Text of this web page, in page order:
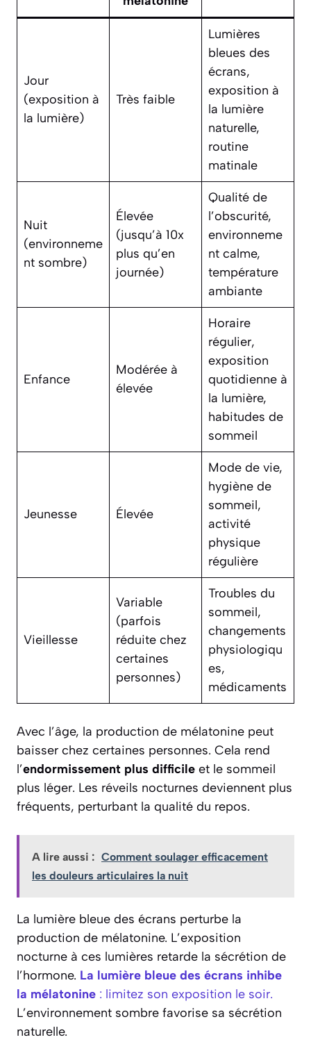
Jour
(exposition à
la lumière)
Très faible
Lumières
bleues des
écrans,
exposition à
la lumière
naturelle,
routine
matinale
Nuit
(environneme
nt sombre)
Élevée
(jusqu’à 10x
plus qu’en
journée)
Qualité de
l’obscurité,
environneme
nt calme,
température
ambiante
Enfance
Modérée à
élevée
Horaire
régulier,
exposition
quotidienne à
la lumière,
habitudes de
sommeil
Jeunesse Élevée
Mode de vie,
hygiène de
sommeil,
activité
physique
régulière
Vieillesse
Variable
(parfois
réduite chez
certaines
personnes)
Troubles du
sommeil,
changements
physiologiqu
es,
médicaments
Avec l’âge, la production de mélatonine peut
baisser chez certaines personnes. Cela rend
l’endormissement plus difficile et le sommeil
plus léger. Les réveils nocturnes deviennent plus
fréquents, perturbant la qualité du repos.
A lire aussi : Comment soulager efficacement
les douleurs articulaires la nuit
La lumière bleue des écrans perturbe la
production de mélatonine. L’exposition
nocturne à ces lumières retarde la sécrétion de
l’hormone. La lumière bleue des écrans inhibe
la mélatonine : limitez son exposition le soir.
L’environnement sombre favorise sa sécrétion
naturelle.